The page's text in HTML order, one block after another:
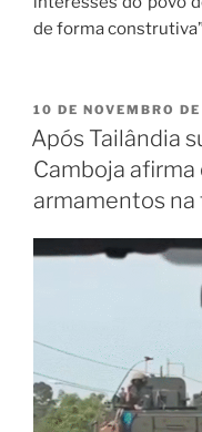
de forma
10 DE NOVEMBRO
Após Tailândia
Camboja
armamentos